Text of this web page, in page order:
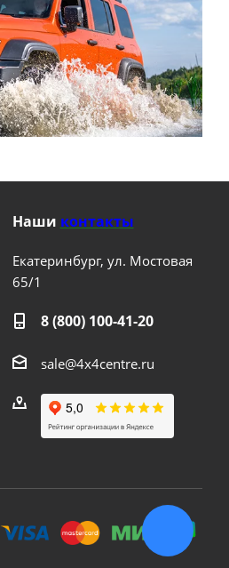
Наши контакты
Екатеринбург, ул. Мостовая
65/1
8 (800) 100-41-20
sale@4x4centre.ru